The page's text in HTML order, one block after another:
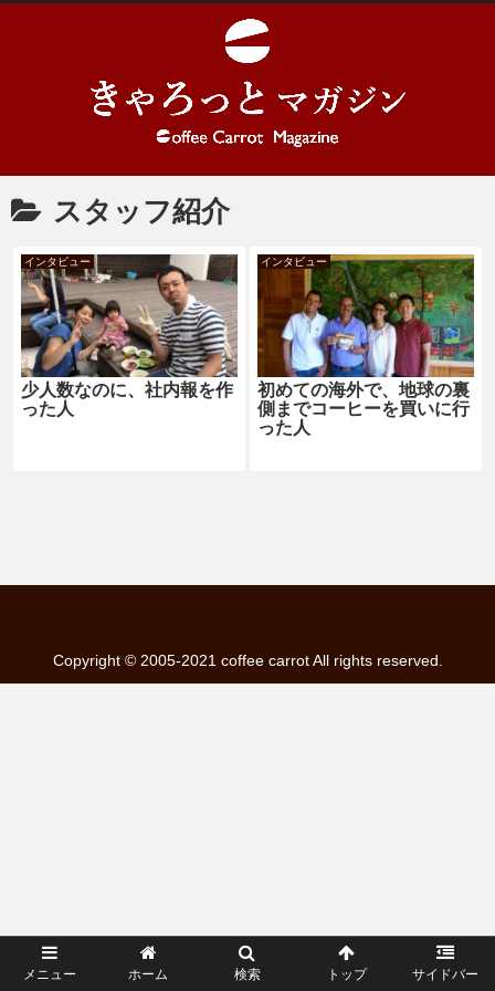
スタッフ紹介
インタビュー
少人数なのに、社内報を作
った人
インタビュー
初めての海外で、地球の裏
側までコーヒーを買いに行
った人
Copyright © 2005-2021 coffee carrot All rights reserved.
メニュー ホーム 検索 トップ サイドバー